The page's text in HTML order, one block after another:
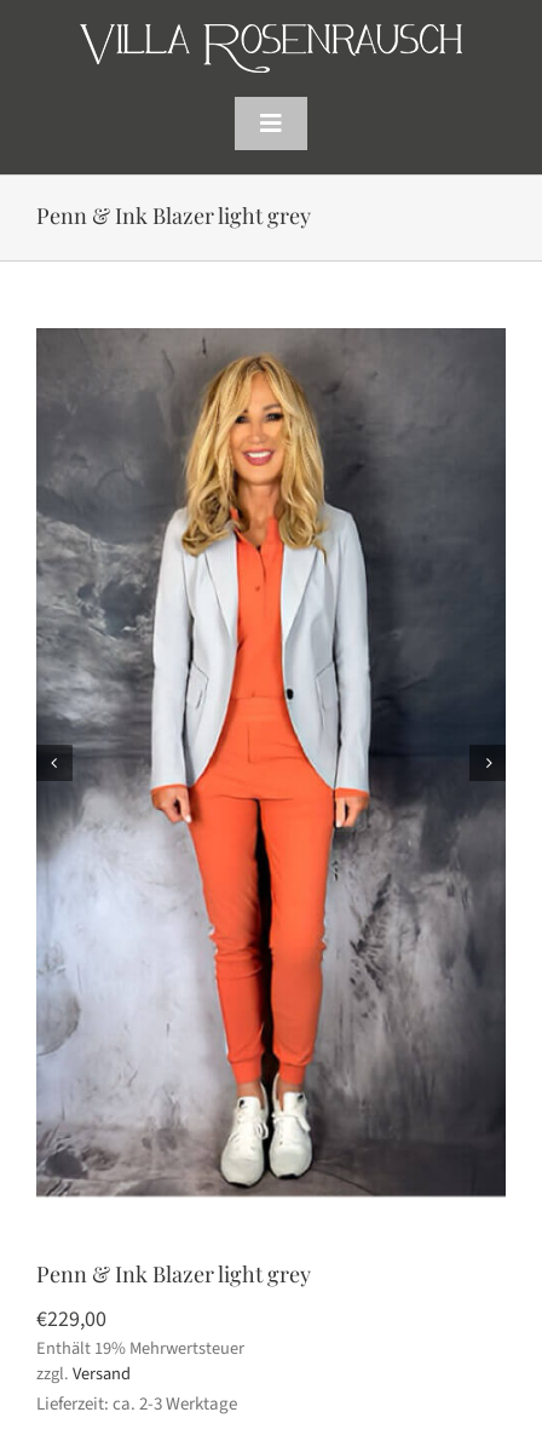
Toggle
Navigation
SHOP
AKTUELLES
WARENKORB
SUCHE
Penn & Ink Blazer light grey
Penn & Ink Blazer light grey
€229,00
Enthält 19% Mehrwertsteuer
zzgl.Versand
Lieferzeit: ca. 2-3 Werktage